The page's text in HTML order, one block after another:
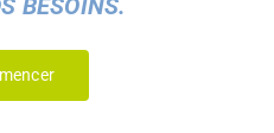
BESOINS.